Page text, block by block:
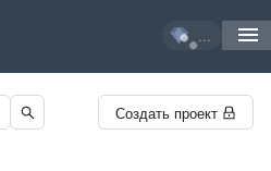
...
Создать проект